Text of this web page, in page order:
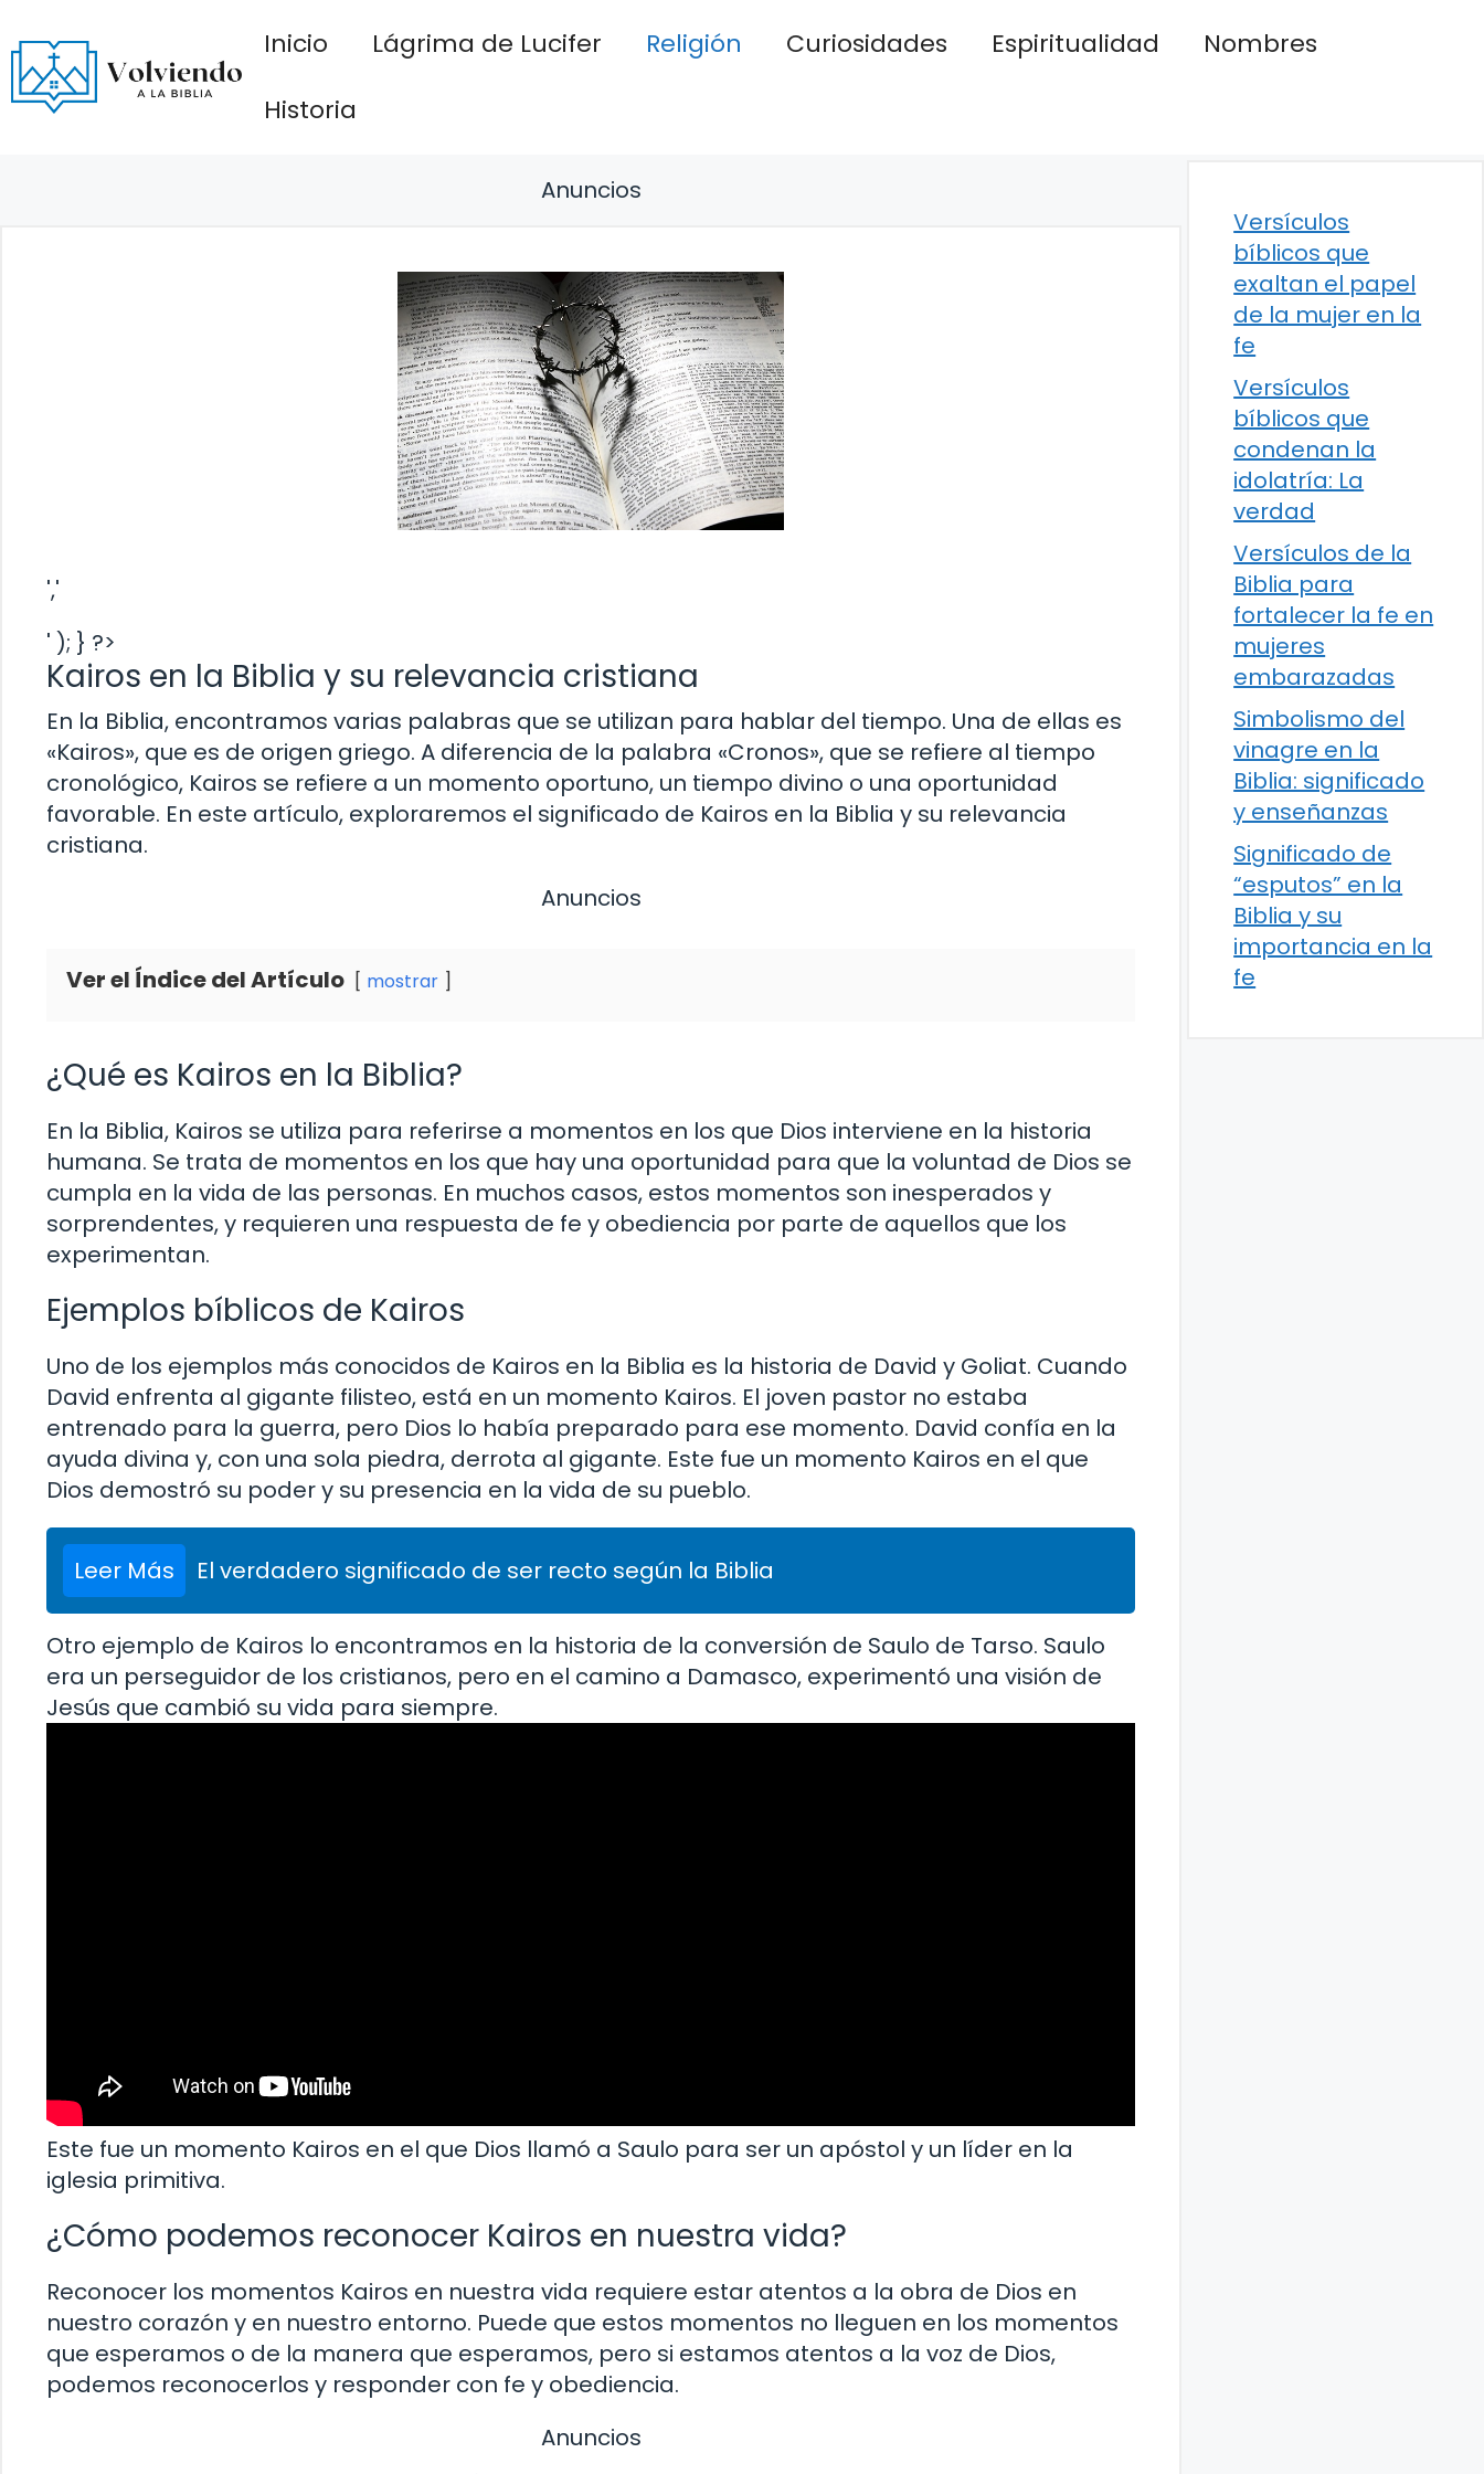
al
contenido
Inicio Lágrima de Lucifer Religión Curiosidades Espiritualidad
Nombres
Historia
Anuncios
','
' ); } ?>
Kairos en la Biblia y su relevancia cristiana
En la Biblia, encontramos varias palabras que se utilizan para hablar del tiempo. Una de ellas es
«Kairos», que es de origen griego. A diferencia de la palabra «Cronos», que se refiere al tiempo
cronológico, Kairos se refiere a un momento oportuno, un tiempo divino o una oportunidad
favorable. En este artículo, exploraremos el significado de Kairos en la Biblia y su relevancia
cristiana.
Anuncios
Ver el Índice del Artículo mostrar
¿Qué es Kairos en la Biblia?
En la Biblia, Kairos se utiliza para referirse a momentos en los que Dios interviene en la historia
humana. Se trata de momentos en los que hay una oportunidad para que la voluntad de Dios se
cumpla en la vida de las personas. En muchos casos, estos momentos son inesperados y
sorprendentes, y requieren una respuesta de fe y obediencia por parte de aquellos que los
experimentan.
Ejemplos bíblicos de Kairos
Uno de los ejemplos más conocidos de Kairos en la Biblia es la historia de David y Goliat. Cuando
David enfrenta al gigante filisteo, está en un momento Kairos. El joven pastor no estaba
entrenado para la guerra, pero Dios lo había preparado para ese momento. David confía en la
ayuda divina y, con una sola piedra, derrota al gigante. Este fue un momento Kairos en el que
Dios demostró su poder y su presencia en la vida de su pueblo.
Leer Más El verdadero significado de ser recto según la Biblia
Otro ejemplo de Kairos lo encontramos en la historia de la conversión de Saulo de Tarso. Saulo
era un perseguidor de los cristianos, pero en el camino a Damasco, experimentó una visión de
Jesús que cambió su vida para siempre.
Este fue un momento Kairos en el que Dios llamó a Saulo para ser un apóstol y un líder en la
iglesia primitiva.
¿Cómo podemos reconocer Kairos en nuestra vida?
Reconocer los momentos Kairos en nuestra vida requiere estar atentos a la obra de Dios en
nuestro corazón y en nuestro entorno. Puede que estos momentos no lleguen en los momentos
que esperamos o de la manera que esperamos, pero si estamos atentos a la voz de Dios,
podemos reconocerlos y responder con fe y obediencia.
Anuncios
Versículos
bíblicos que
exaltan el papel
de la mujer en la
fe
Versículos
bíblicos que
condenan la
idolatría: La
verdad
Versículos de la
Biblia para
fortalecer la fe en
mujeres
embarazadas
Simbolismo del
vinagre en la
Biblia: significado
y enseñanzas
Significado de
“esputos” en la
Biblia y su
importancia en la
fe